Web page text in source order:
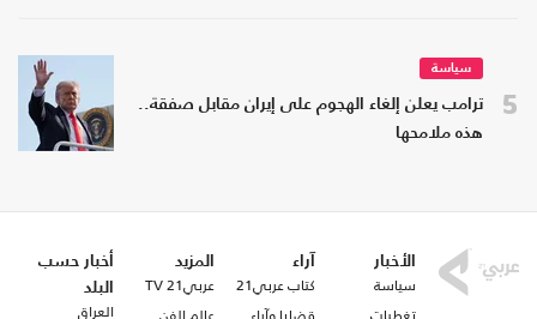
5
سياسة
ترامب يعلن إلغاء الهجوم على إيران مقابل صفقة..
هذه ملامحها
الأخبار
سياسة
آراء
كتاب عربي21
المزيد
عربي21 TV
أخبار حسب
البلد
العراق